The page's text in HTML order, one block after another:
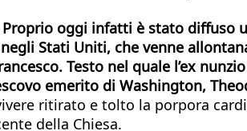
Proprio oggi infatti è stato diffuso
Stati Uniti, che venne
Testo nel quale l’ex
emerito di Washington,
ritirato e tolto la porpora
della Chiesa.